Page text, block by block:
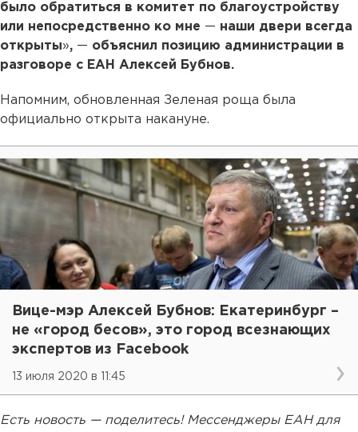
было обратиться в комитет по благоустройству
или непосредственно ко мне — наши двери всегда
открыты», — объяснил позицию администрации в
разговоре с ЕАН Алексей Бубнов.
Напомним, обновленная Зеленая роща была
официально открыта накануне.
Вице-мэр Алексей Бубнов: Екатеринбург –
не «город бесов», это город всезнающих
экспертов из Facebook
13 июля 2020 в 11:45
Есть новость — поделитесь! Мессенджеры ЕАН для